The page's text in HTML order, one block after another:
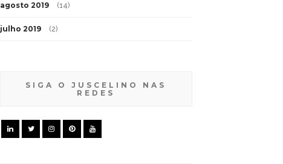
agosto 2019 (14)
julho 2019 (2)
SIGA O JUSCELINO NAS
REDES